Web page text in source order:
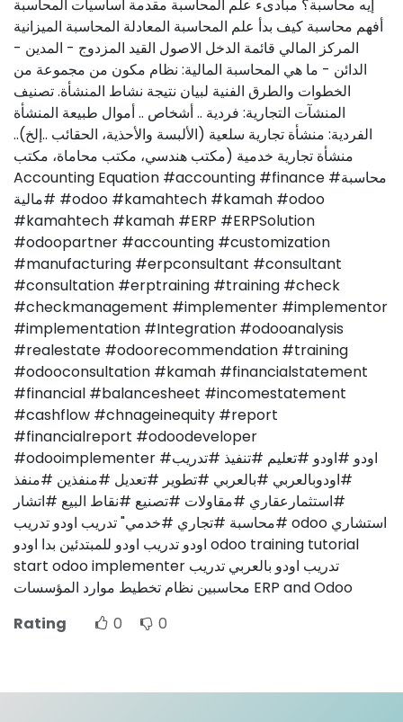
إيه محاسبة؟ مبادىء علم المحاسبة مقدمة أساسيات المحاسبة
أفهم محاسبة كيف بدأ علم المحاسبة المعادلة المحاسبة الميزانية
المركز المالي قائمة الدخل الاصول القيد المزدوج - المدين -
الدائن - ما هي المحاسبة المالية: نظام مكون من مجموعة من
الخطوات والطرق الفنية لبيان نتيجة نشاط المنشأة. تصنيف
المنشآت التجارية: فردية .. أشخاص .. أموال طبيعة المنشأة
الفردية: منشأة تجارية سلعية (الألبسة والأحذية، الحقائب ..إلخ)..
منشأة تجارية خدمية (مكتب هندسي، مكتب محاماة، مكتب
Accounting Equation #accounting #finance #محاسبة
#مالية #odoo #kamahtech #kamah #odoo
#kamahtech #kamah #ERP #ERPSolution
#odoopartner #accounting #customization
#manufacturing #erpconsultant #consultant
#consultation #erptraining #training #check
#checkmanagement #implementer #implementor
#implementation #Integration #odooanalysis
#realestate #odoorecommendation #training
#odooconsultation #kamah #financialstatement
#financial #balancesheet #incomestatement
#cashflow #chnageinequity #report
#financialreport #odoodeveloper
#odooimplementer #اودو #اودو #تعليم #تنفيذ #تدريب
#اودوبالعربي #بالعربي #تطوير #تعديل #منفذين #منفذ
#استثمارعقاري #مقاولات #تصنيع #نقاط البيع #اتشار
#محاسبة #تجاري #خدمي" تدريب اودو تدريب odoo استشاري
اودو تدريب اودو للمبتدئين بدا اودو odoo training tutorial
start odoo implementer تدريب اودو بالعربي تدريب
محاسبين نظام تخطيط موارد المؤسسات ERP and Odoo
Rating
0 0